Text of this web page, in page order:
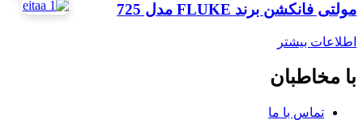
مولتی فانکشن برند FLUKE مدل 725
اطلاعات بیشتر
با مخاطبان
تماس با ما